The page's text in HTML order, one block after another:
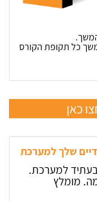
כל תקופת הקורס
כאן
שלך למערכת
למערכת.
מומלץ